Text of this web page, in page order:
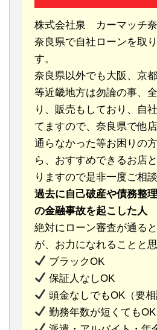
株式会社泉 カーマッチ
奈良県で自社ローンを取
す。
奈良県以外でも大阪、京
等近畿地方は勿論の事、
り、販売もしており、自
てますので、奈良県で他
通らなかった等お困りの
ら、おすすめできるお店
りますので是非一度ご相
過去に自己破産や債務整
の金融事故を起こした人
絶対にローン審査が通る
が、お力になれることと思
ブラックOK
保証人なしOK
頭金なしでもOK（要相
勤務年数が短くてもOK